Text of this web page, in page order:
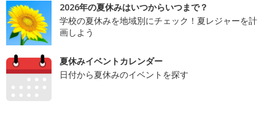
2026年の夏休みはいつからいつまで？
学校の夏休みを地域別にチェック！夏レジャーを計
画しよう
夏休みイベントカレンダー
日付から夏休みのイベントを探す